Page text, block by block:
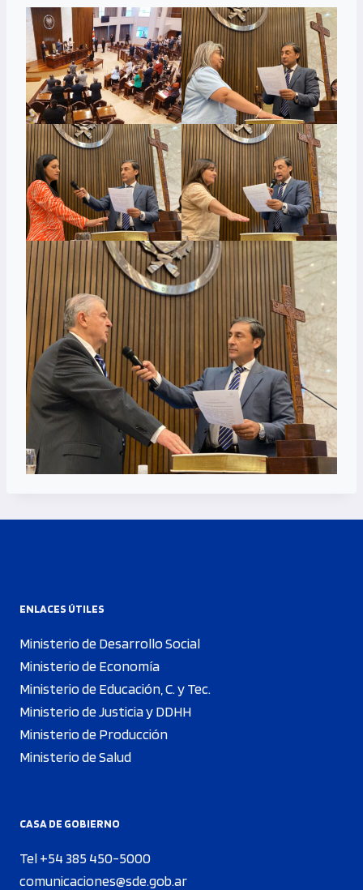
ENLACES ÚTILES
Ministerio de Desarrollo Social
Ministerio de Economía
Ministerio de Educación, C. y Tec.
Ministerio de Justicia y DDHH
Ministerio de Producción
Ministerio de Salud
CASA DE GOBIERNO
Tel +54 385 450-5000
comunicaciones@sde.gob.ar